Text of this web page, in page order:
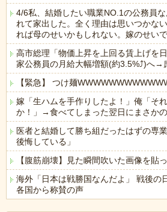
4/6私、結婚したい職業NO.1の公務員
れて家出した。全く理由は思いつかな
れば母のせいかもしれない。嫁のせい
高市総理「物価上昇を上回る賃上げを
家公務員の月給大幅増額(約3.5%⤴)へ→
【緊急】 つけ麺
嫁「生ハムを手作りしたよ！」俺「そ
か！」→食べてしまった翌日にまさか
医者と結婚して勝ち組だったはずの専
後悔している」
【腹筋崩壊】見た瞬間吹いた画像を貼
海外「日本は戦勝国なんだよ」 戦後の
各国から称賛の声